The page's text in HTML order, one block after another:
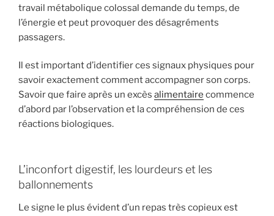
travail métabolique colossal demande du temps, de
l’énergie et peut provoquer des désagréments
passagers.
Il est important d’identifier ces signaux physiques pour
savoir exactement comment accompagner son corps.
Savoir que faire après un excès alimentaire commence
d’abord par l’observation et la compréhension de ces
réactions biologiques.
L’inconfort digestif, les lourdeurs et les
ballonnements
Le signe le plus évident d’un repas très copieux est